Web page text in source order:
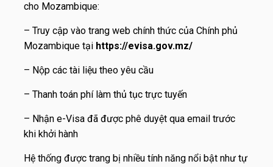
cho Mozambique:
– Truy cập vào trang web chính thức của Chính phủ
Mozambique tại https://evisa.gov.mz/
– Nộp các tài liệu theo yêu cầu
– Thanh toán phí làm thủ tục trực tuyến
– Nhận e-Visa đã được phê duyệt qua email trước
khi khởi hành
Hệ thống được trang bị nhiều tính năng nổi bật như tự